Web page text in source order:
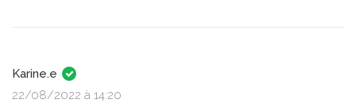
Karine.e
22/08/2022 à 14:20